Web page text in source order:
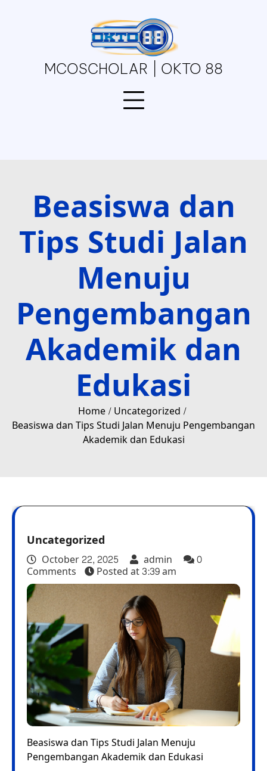
MCOSCHOLAR | OKTO 88
Beasiswa dan
Tips Studi Jalan
Menuju
Pengembangan
Akademik dan
Edukasi
Home Uncategorized
Beasiswa dan Tips Studi Jalan Menuju Pengembangan
Akademik dan Edukasi
Uncategorized
October 22, 2025 admin 0
Comments Posted at3:39 am
Beasiswa dan Tips Studi Jalan Menuju
Pengembangan Akademik dan Edukasi